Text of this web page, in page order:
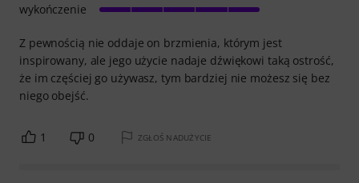
Z pewnością nie oddaje on brzmienia, którym jest
inspirowany, ale jego użycie nadaje dźwiękowi taką ostrość,
że im częściej go używasz, tym bardziej nie możesz się bez
niego obejść.
wykończenie
1 0 ZGŁOŚ NADUŻYCIE